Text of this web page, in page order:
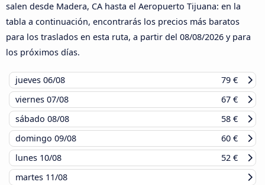
salen desde Madera, CA hasta el Aeropuerto Tijuana: en la
tabla a continuación, encontrarás los precios más baratos
para los traslados en esta ruta, a partir del 08/08/2026 y para
los próximos días.
jueves 06/08
79 €
viernes 07/08
67 €
sábado 08/08
58 €
domingo 09/08
60 €
lunes 10/08
52 €
martes 11/08